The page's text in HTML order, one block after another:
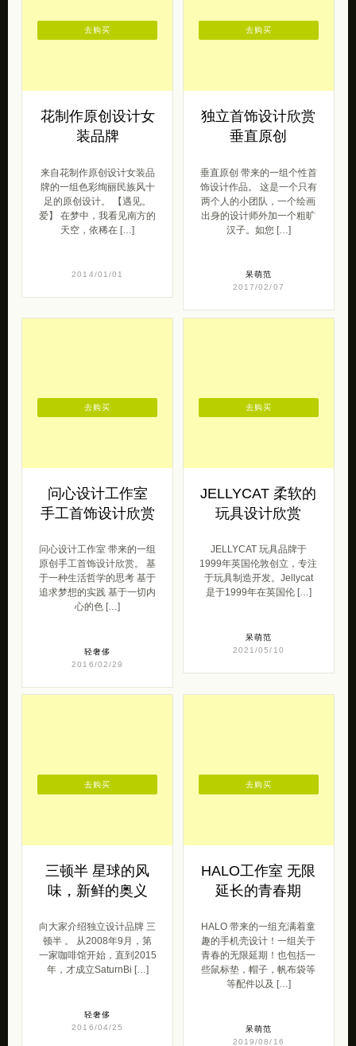
花制作原创设计女
装品牌
来自花制作原创设计女装品
牌的一组色彩绚丽民族风十
足的原创设计。 【遇见。
爱】 在梦中，我看见南方的
天空，依稀在 […]
2014/01/01
去购买
独立首饰设计欣赏
垂直原创
垂直原创 带来的一组个性首
饰设计作品。 这是一个只有
两个人的小团队，一个绘画
出身的设计师外加一个粗旷
汉子。如您 […]
呆萌范
2017/02/07
去购买
问心设计工作室
手工首饰设计欣赏
问心设计工作室 带来的一组
原创手工首饰设计欣赏。 基
于一种生活哲学的思考 基于
追求梦想的实践 基于一切内
心的色 […]
轻奢侈
2016/02/29
去购买
JELLYCAT 柔软的
玩具设计欣赏
JELLYCAT 玩具品牌于
1999年英国伦敦创立，专注
于玩具制造开发。Jellycat
是于1999年在英国伦 […]
呆萌范
2021/05/10
去购买
三顿半 星球的风
味，新鲜的奥义
向大家介绍独立设计品牌 三
顿半 。 从2008年9月，第
一家咖啡馆开始，直到2015
年，才成立SaturnBi […]
轻奢侈
2016/04/25
去购买
HALO工作室 无限
延长的青春期
HALO 带来的一组充满着童
趣的手机壳设计！一组关于
青春的无限延期！也包括一
些鼠标垫，帽子，帆布袋等
等配件以及 […]
呆萌范
2019/08/16
去购买